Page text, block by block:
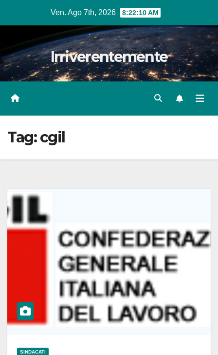
Ven. Ago 7th, 2026 8:22:12 AM
Irriverentemente
Tag:cgil
SINDACATI